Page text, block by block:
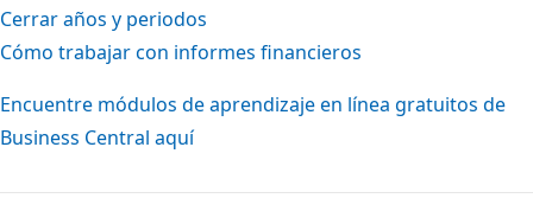
Cerrar años y periodos
Cómo trabajar con informes financieros
Encuentre módulos de aprendizaje en línea gratuitos de
Business Central aquí